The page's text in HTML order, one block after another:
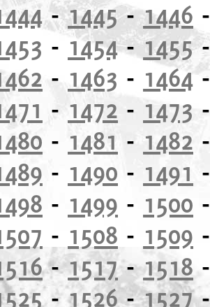
-1445-1446
- 1454-1455
- 1463 - 1464
- 1472 - 1473
- 1481 - 1482
- 1490 - 1491
- 1499 - 1500
- 1508 - 1509
-1517-1518
-1526-1527